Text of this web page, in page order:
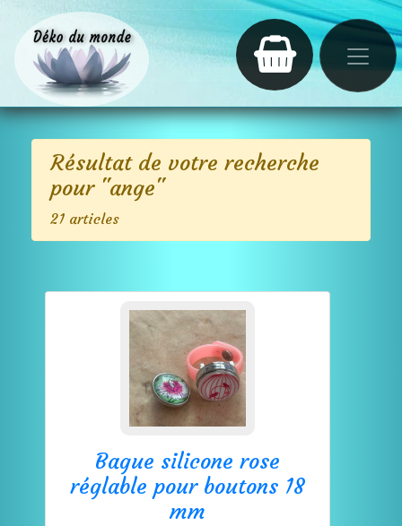
Résultat de votre recherche
pour "ange"
21 articles
Bague silicone rose
réglable pour boutons 18
mm